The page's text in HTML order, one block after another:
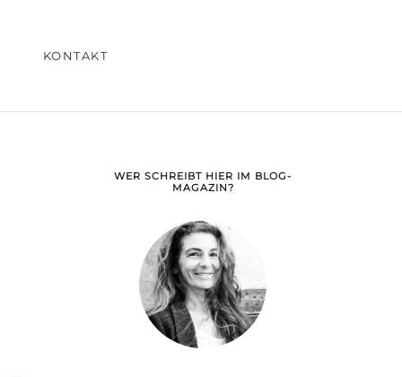
KONTAKT
WER SCHREIBT HIER IM BLOG-
MAGAZIN?